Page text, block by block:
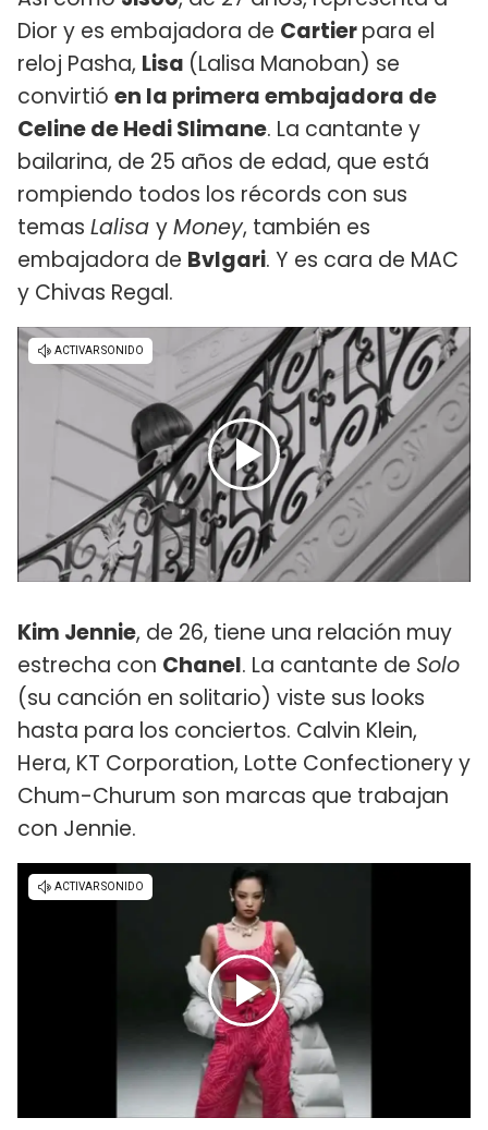
Dior y es embajadora de Cartierpara el
reloj Pasha, Lisa (Lalisa Manoban) se
convirtió en la primera embajadora de
Celine de Hedi Slimane. La cantante y
bailarina, de 25 años de edad, que está
rompiendo todos los récords con sus
temas Lalisa yMoney, también es
embajadora de Bvlgari. Y es cara de MAC
y Chivas Regal.
Kim Jennie, de 26, tiene una relación muy
estrecha con Chanel. La cantante de Solo
(su canción en solitario) viste sus looks
hasta para los conciertos. Calvin Klein,
Hera, KT Corporation, Lotte Confectionery y
Chum-Churum son marcas que trabajan
con Jennie.